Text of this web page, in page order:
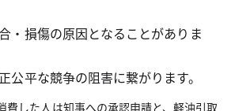
・損傷の原因となることがありま
公平な競争の阻害に繋がります。
費した人は知事への承認申請と、軽油引取